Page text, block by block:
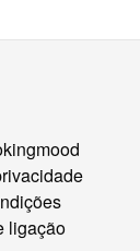
ligação